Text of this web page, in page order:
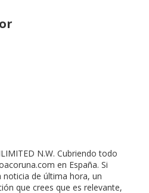
N.W. Cubriendo todo
en España. Si
de última hora, un
que crees que es relevante,